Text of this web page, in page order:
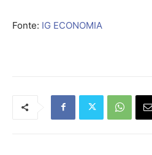
Fonte: IG ECONOMIA